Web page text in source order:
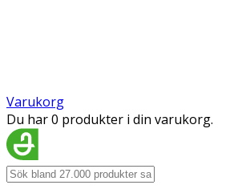
Varukorg
Du har 0 produkter i din varukorg.